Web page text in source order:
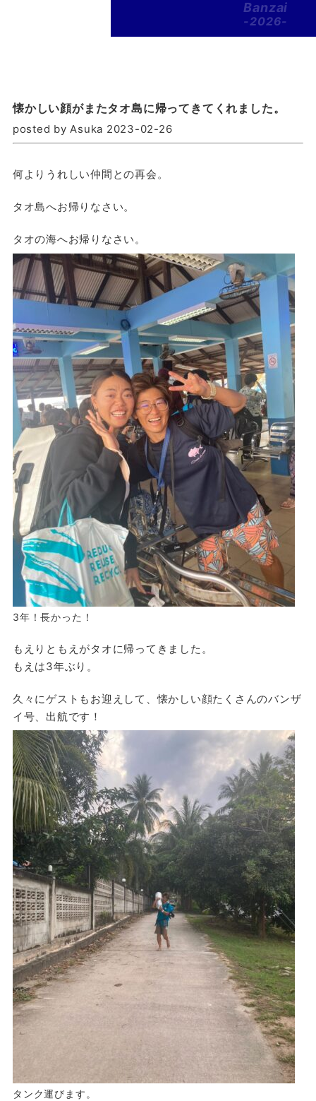
Banzai
-2026-
懐かしい顔がまたタオ島に帰ってきてくれました。
posted by Asuka 2023-02-26
何よりうれしい仲間との再会。
タオ島へお帰りなさい。
タオの海へお帰りなさい。
3年！長かった！
もえりともえがタオに帰ってきました。
もえは3年ぶり。
久々にゲストもお迎えして、懐かしい顔たくさんのバンザ
イ号、出航です！
タンク運びます。